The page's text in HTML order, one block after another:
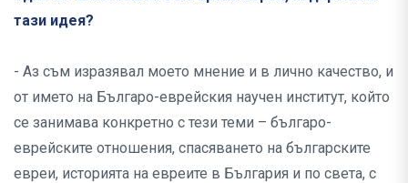
тази идея?
- Аз съм изразявал моето мнение и в лично качество, и
от името на Българо-еврейския научен институт, който
се занимава конкретно с тези теми – българо-
еврейските отношения, спасяването на българските
евреи, историята на евреите в България и по света, с